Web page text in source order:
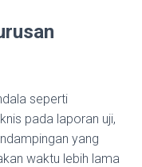
seperti
pada laporan uji,
yang
waktu lebih lama